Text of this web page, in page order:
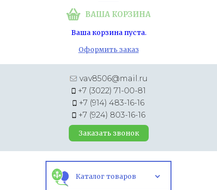
ВАША КОРЗИНА
Ваша корзина пуста.
Оформить заказ
vav8506@mail.ru
+7 (3022) 71-00-81
+7 (914) 483-16-16
+7 (924) 803-16-16
Заказать звонок
Каталог товаров